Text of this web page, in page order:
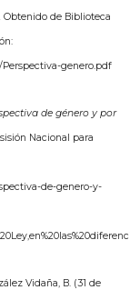
Obtenido de Biblioteca
genero.pdf
de género y por
Nacional para
de-genero-y-
Vidaña, B. (31 de